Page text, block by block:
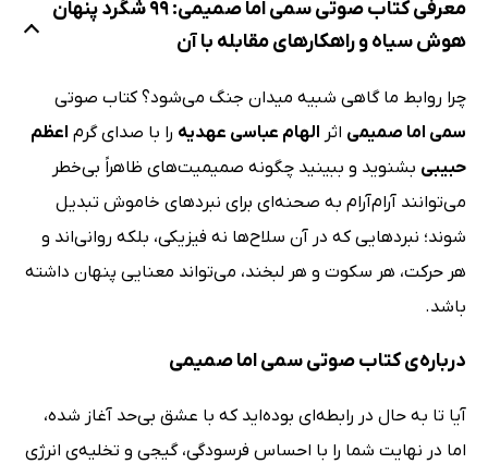
معرفی کتاب صوتی سمی اما صمیمی: 99 شگرد پنهان
هوش سیاه و راهکارهای مقابله با آن
چرا روابط ما گاهی شبیه میدان جنگ می‌شود؟ کتاب صوتی
سمی اما صمیمی اثر الهام عباسی عهدیه را با صدای گرم اعظم
حبیبی بشنوید و ببینید چگونه صمیمیت‌های ظاهراً بی‌خطر
می‌توانند آرام‌آرام به صحنه‌ای برای نبردهای خاموش تبدیل
شوند؛ نبردهایی که در آن سلاح‌ها نه فیزیکی، بلکه روانی‌اند و
هر حرکت، هر سکوت و هر لبخند، می‌تواند معنایی پنهان داشته
باشد.
درباره‌ی کتاب صوتی سمی اما صمیمی
آیا تا به حال در رابطه‌ای بوده‌اید که با عشق بی‌حد آغاز شده،
اما در نهایت شما را با احساس فرسودگی، گیجی و تخلیه‌ی انرژی